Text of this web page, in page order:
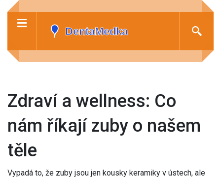
Zdraví a wellness: Co
nám říkají zuby o našem
těle
Vypadá to, že zuby jsou jen kousky keramiky v ústech, ale